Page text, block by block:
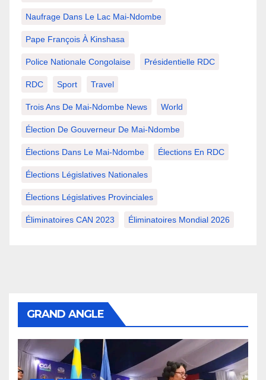
Naufrage Dans Le Lac Mai-Ndombe
Pape François À Kinshasa
Police Nationale Congolaise Présidentielle RDC
RDC Sport Travel
Trois Ans De Mai-Ndombe News World
Élection De Gouverneur De Mai-Ndombe
Élections Dans Le Mai-Ndombe Élections En RDC
Élections Législatives Nationales
Élections Législatives Provinciales
Éliminatoires CAN 2023 Éliminatoires Mondial 2026
GRAND ANGLE